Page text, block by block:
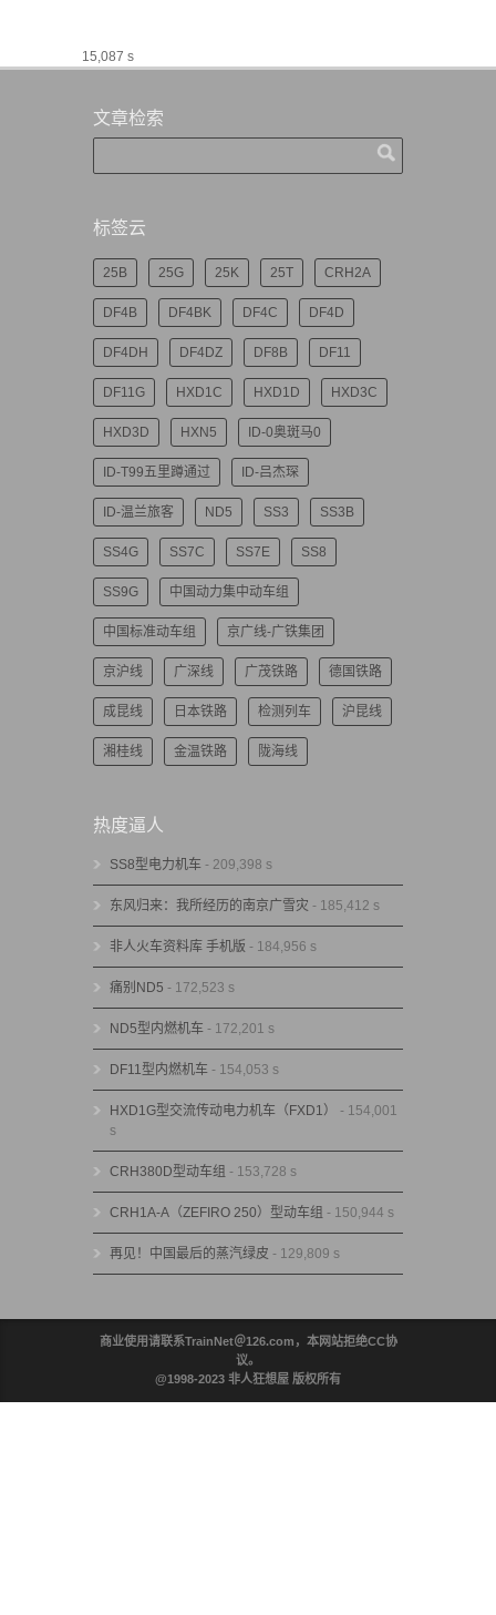
15,087 s
文章检索
标签云
25B 25G 25K 25T CRH2A
DF4B DF4BK DF4C DF4D
DF4DH DF4DZ DF8B DF11
DF11G HXD1C HXD1D HXD3C
HXD3D HXN5 ID-0奥斑马0
ID-T99五里蹲通过 ID-吕杰琛
ID-温兰旅客 ND5 SS3 SS3B
SS4G SS7C SS7E SS8
SS9G 中国动力集中动车组
中国标准动车组 京广线-广铁集团
京沪线 广深线 广茂铁路 德国铁路
成昆线 日本铁路 检测列车 沪昆线
湘桂线 金温铁路 陇海线
热度逼人
SS8型电力机车 - 209,398 s
东风归来：我所经历的南京广雪灾 - 185,412 s
非人火车资料库 手机版 - 184,956 s
痛别ND5 - 172,523 s
ND5型内燃机车 - 172,201 s
DF11型内燃机车 - 154,053 s
HXD1G型交流传动电力机车（FXD1）
- 154,001
s
CRH380D型动车组 - 153,728 s
CRH1A-A（ZEFIRO 250）型动车组 - 150,944 s
再见！中国最后的蒸汽绿皮 - 129,809 s
商业使用请联系TrainNet＠126.com，本网站拒绝CC协
议。
@1998-2023 非人狂想屋 版权所有